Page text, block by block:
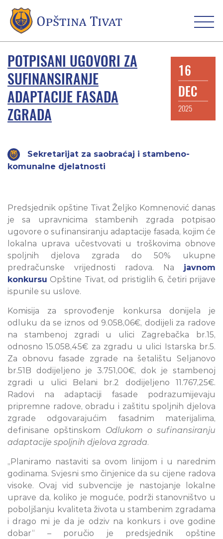
POTPISANI UGOVORI ZA
SUFINANSIRANJE
ADAPTACIJE FASADA
ZGRADA
16
DEC
2025
Sekretarijat za saobraćaj i stambeno-
komunalne djelatnosti
Predsjednik opštine Tivat Željko Komnenović danas
je sa upravnicima stambenih zgrada potpisao
ugovore o sufinansiranju adaptacije fasada, kojim će
lokalna uprava učestvovati u troškovima obnove
spoljnih djelova zgrada do 50% ukupne
predračunske vrijednosti radova. Na javnom
konkursu Opštine Tivat, od pristiglih 6, četiri prijave
ispunile su uslove.
Komisija za sprovođenje konkursa donijela je
odluku da se iznos od 9.058,06€, dodijeli za radove
na stambenoj zgradi u ulici Zagrebačka br.15,
odnosno 15.058,45€ za zgradu u ulici Istarska br.5.
Za obnovu fasade zgrade na šetalištu Seljanovo
br.51B dodijeljeno je 3.751,00€, dok je stambenoj
zgradi u ulici Belani br.2 dodijeljeno 11.767,25€.
Radovi na adaptaciji fasade podrazumijevaju
pripremne radove, obradu i zaštitu spoljnih djelova
zgrade odgovarajućim fasadnim materijalima,
definisane opštinskom Odlukom o sufinansiranju
adaptacije spoljnih djelova zgrada.
„Planiramo nastaviti sa ovom linijom i u narednim
godinama. Svjesni smo činjenice da su cijene radova
visoke. Ovaj vid subvencije je nastojanje lokalne
uprave da, koliko je moguće, podrži stanovništvo u
poboljšanju kvaliteta života u stambenim zgradama
i drago mi je da je odziv na konkurs i ove godine
dobar“ – poručio je predsjednik opštine